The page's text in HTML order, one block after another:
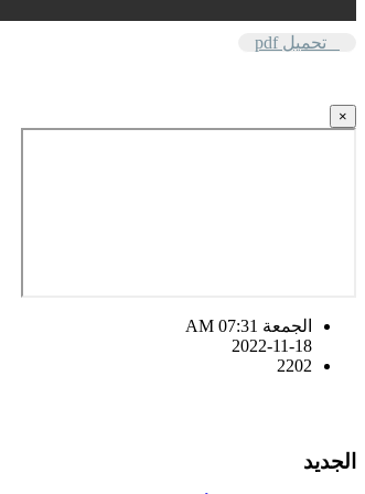
تحميل pdf
×
الجمعة AM 07:31
2022-11-18
2202
الجديد